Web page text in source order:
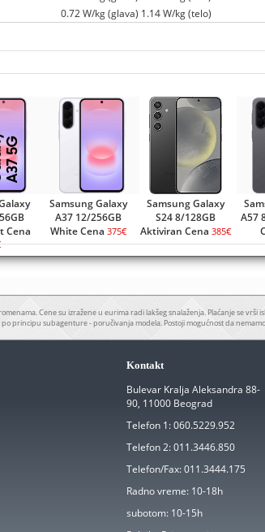
0.72 W/kg (glava) 1.14 W/kg (telo)
Cena
Samsung Galaxy
A37 12/256GB
White Cena 375€
Samsung Galaxy
S24 8/128GB
Aktiviran Cena 385€
A57
Cene su izražene u eurima radi lakšeg snalaženja. Plaćanje se vrši
principu subagenture - poručivanja modela. Postoji mogućnost da
Kontakt
Bulevar Kralja Aleksandra 88-
90, 11000 Beograd
Telefon 1:060.5229.952
Telefon 2:011.3446.850
Telefon/Fax:011.3444.175
Radno vreme: 10-18h
subotom: 10-15h